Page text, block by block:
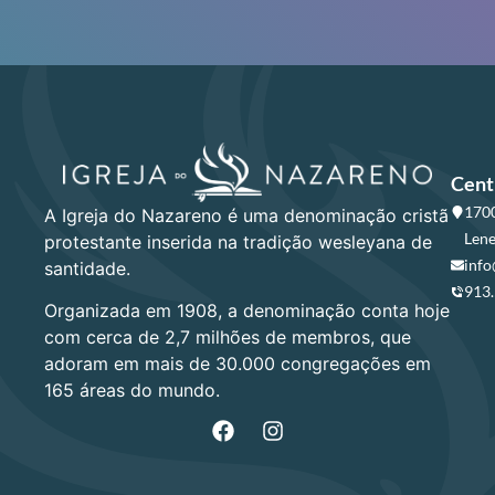
A Igreja do Nazareno é uma denominação cristã
protestante inserida na tradição wesleyana de
santidade.
Organizada em 1908, a denominação conta hoje
com cerca de 2,7 milhões de membros, que
adoram em mais de 30.000 congregações em
165 áreas do mundo.